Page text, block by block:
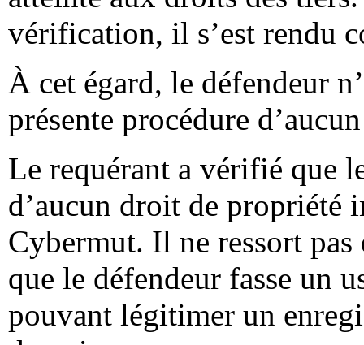
vérification, il s’est rendu
À cet égard, le défendeur
présente procédure
Le requérant a vérifié que
d’aucun droit de propriété
Cybermut. Il ne ressort pas
que le défendeur fasse un
pouvant légitimer un